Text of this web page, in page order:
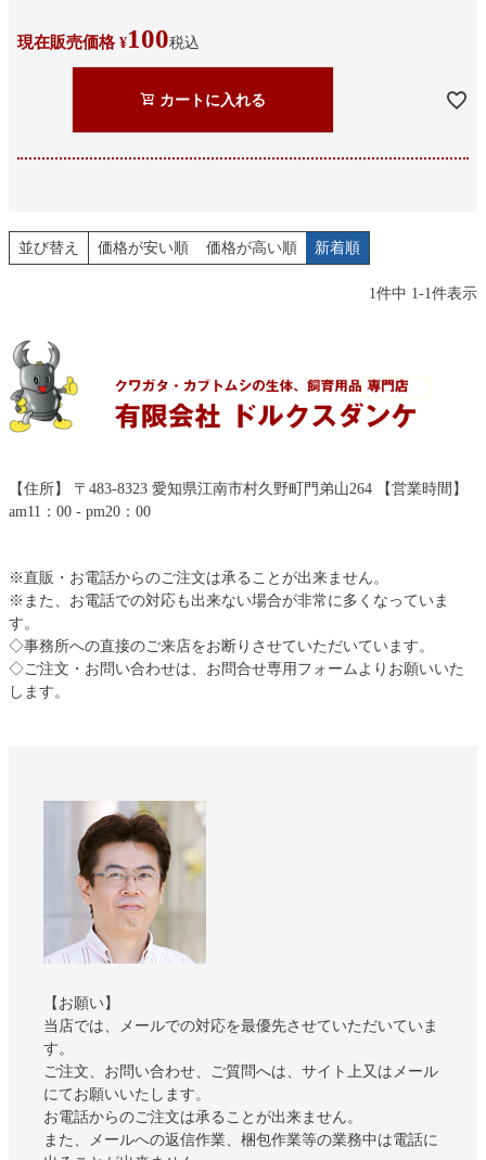
現在販売価格 ¥100税込
カートに入れる
並び替え 価格が安い順 価格が高い順 新着順
1件中 1-1件表示
【住所】 〒483-8323 愛知県江南市村久野町門弟山264 【営業時間】
am11：00 - pm20：00
※直販・お電話からのご注文は承ることが出来ません。
※また、お電話での対応も出来ない場合が非常に多くなっていま
す。
◇事務所への直接のご来店をお断りさせていただいています。
◇ご注文・お問い合わせは、お問合せ専用フォームよりお願いいた
します。
【お願い】
当店では、メールでの対応を最優先させていただいていま
す。
ご注文、お問い合わせ、ご質問へは、サイト上又はメール
にてお願いいたします。
お電話からのご注文は承ることが出来ません。
また、メールへの返信作業、梱包作業等の業務中は電話に